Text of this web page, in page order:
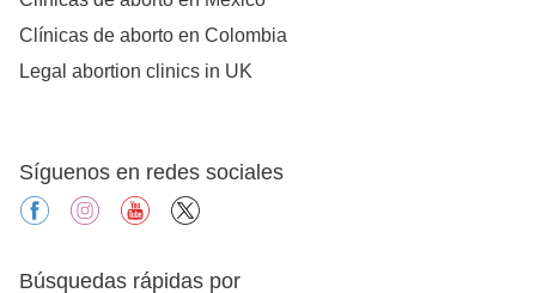
Clínicas de aborto en Colombia
Legal abortion clinics in UK
Síguenos en redes sociales
facebookinstagramyoutube
Búsquedas rápidas por